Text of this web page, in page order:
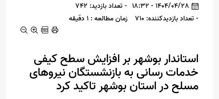
1404/04/28 - 18:32
- تعداد بازدید: 742
- تعداد بازدیدکننده: 710
زمان مطالعه : 1 دقیقه
استاندار بوشهر بر افزایش سطح کیفی
خدمات رسانی به بازنشستگان نیروهای
مسلح در استان بوشهر تاکید کرد